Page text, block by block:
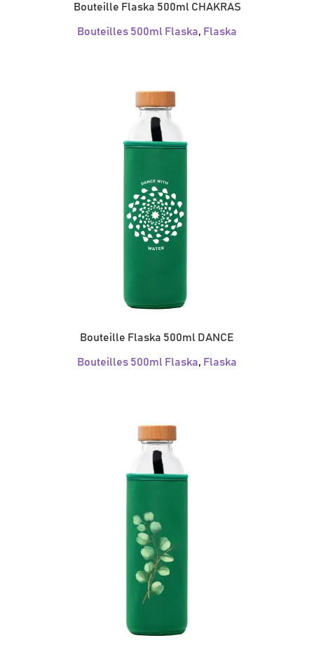
Bouteille Flaska 500ml CHAKRAS
Bouteilles 500ml Flaska, Flaska
Bouteille Flaska 500ml DANCE
Bouteilles 500ml Flaska, Flaska